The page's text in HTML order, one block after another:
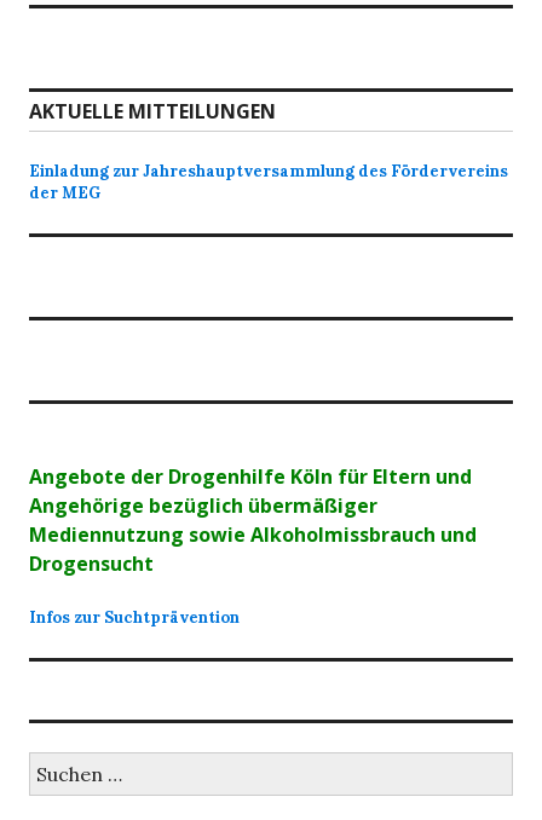
AKTUELLE MITTEILUNGEN
Einladung zur Jahreshauptversammlung des Fördervereins
der MEG
Angebote der Drogenhilfe Köln für Eltern und
Angehörige bezüglich übermäßiger
Mediennutzung sowie Alkoholmissbrauch und
Drogensucht
Infos zur Suchtprävention
nach: